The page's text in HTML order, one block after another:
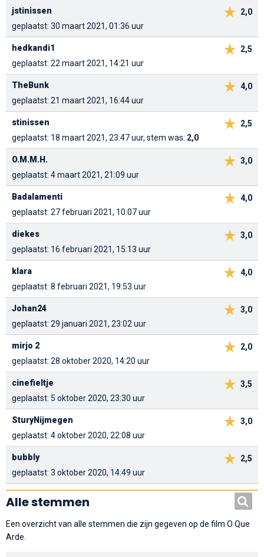
2,0
jstinissen
geplaatst: 30 maart 2021, 01:36 uur
2,5
hedkandi1
geplaatst: 22 maart 2021, 14:21 uur
4,0
TheBunk
geplaatst: 21 maart 2021, 16:44 uur
2,5
stinissen
geplaatst: 18 maart 2021, 23:47 uur, stem was: 2,0
3,0
O.M.M.H.
geplaatst: 4 maart 2021, 21:09 uur
4,0
Badalamenti
geplaatst: 27 februari 2021, 10:07 uur
3,0
diekes
geplaatst: 16 februari 2021, 15:13 uur
4,0
klara
geplaatst: 8 februari 2021, 19:53 uur
3,0
Johan24
geplaatst: 29 januari 2021, 23:02 uur
2,0
mirjo 2
geplaatst: 28 oktober 2020, 14:20 uur
3,5
cinefieltje
geplaatst: 5 oktober 2020, 23:30 uur
3,0
SturyNijmegen
geplaatst: 4 oktober 2020, 22:08 uur
2,5
bubbly
geplaatst: 3 oktober 2020, 14:49 uur
Alle stemmen
Een overzicht van alle stemmen die zijn gegeven op de film O Que
Arde.